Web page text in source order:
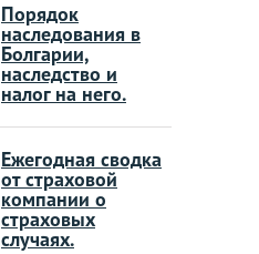
Порядок
наследования в
Болгарии,
наследство и
налог на него.
Ежегодная сводка
от страховой
компании о
страховых
случаях.